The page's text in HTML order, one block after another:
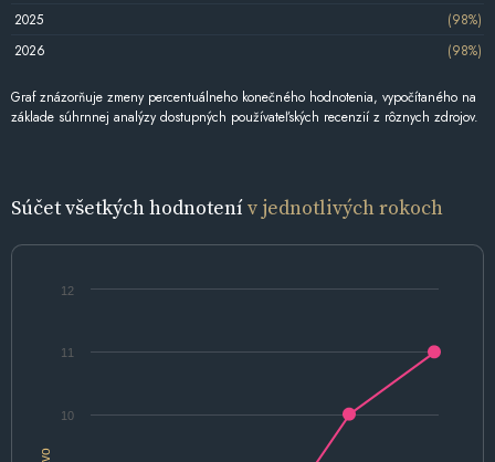
2025
(98%)
2026
(98%)
Graf znázorňuje zmeny percentuálneho konečného hodnotenia, vypočítaného na
základe súhrnnej analýzy dostupných používateľských recenzií z rôznych zdrojov.
Súčet všetkých hodnotenív jednotlivých rokoch
10
11
12